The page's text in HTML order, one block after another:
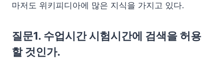
마저도 위키피디아에 많은 지식을 가지고 있다.
질문1. 수업시간 시험시간에 검색을 허용
할 것인가.